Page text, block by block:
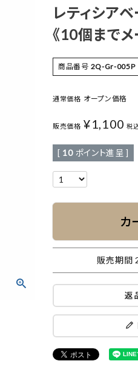
あると便
レティシア
《10個まで
商品番号 2Q-Gr-005P
通常価格 オープン価格
販売価格 ¥1,100 税
[ 10 ポイント進呈 ]
カ
販売期間
返